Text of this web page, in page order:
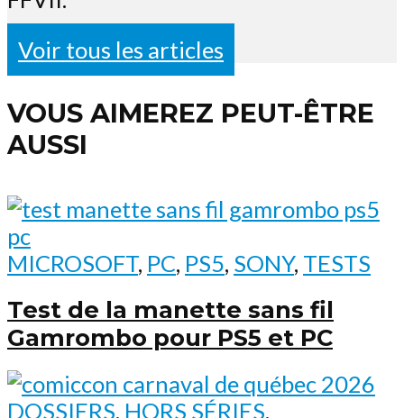
Voir tous les articles
VOUS AIMEREZ PEUT-ÊTRE
AUSSI
MICROSOFT, PC, PS5, SONY, TESTS
Test de la manette sans fil
Gamrombo pour PS5 et PC
DOSSIERS, HORS SÉRIES,